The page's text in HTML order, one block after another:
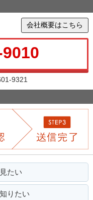
会社概要はこちら
9321
たい
りたい